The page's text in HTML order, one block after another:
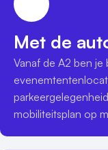
Met de
Vanaf de A2 ben
mobiliteitsplan op